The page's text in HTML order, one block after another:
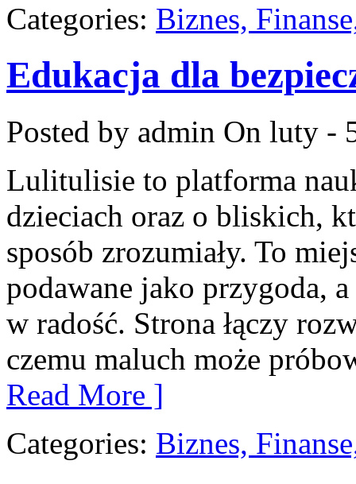
Categories: Biznes,
Edukacja dla
Posted by admin On luty -
Lulitulisie to platforma
dzieciach oraz o bliskich,
sposób zrozumiały. To
podawane jako przygoda,
w radość. Strona łączy
czemu maluch może
Read More ]
Categories: Biznes,